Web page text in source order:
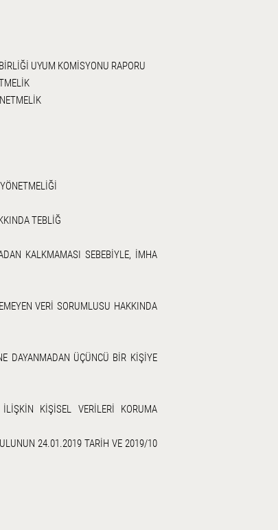
UYUM KOMİSYONU RAPORU
TEBLİĞ
KALKMAMASI SEBEBİYLE, İMHA
VERİ SORUMLUSU HAKKINDA
DAYANMADAN ÜÇÜNCÜ BİR KİŞİYE
KİŞİSEL VERİLERİ KORUMA
24.01.2019 TARİH VE 2019/10